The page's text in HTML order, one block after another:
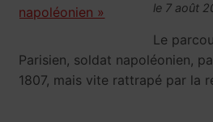
le 7 août
Le
Parisien, soldat napoléonien,
1807, mais vite rattrapé par la